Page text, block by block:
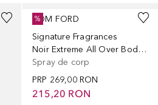
TOM FORD
Signature Fragrances
Noir Extreme All Over Body Spray
Spray de corp
PRP 269,00 RON
215,20 RON
%